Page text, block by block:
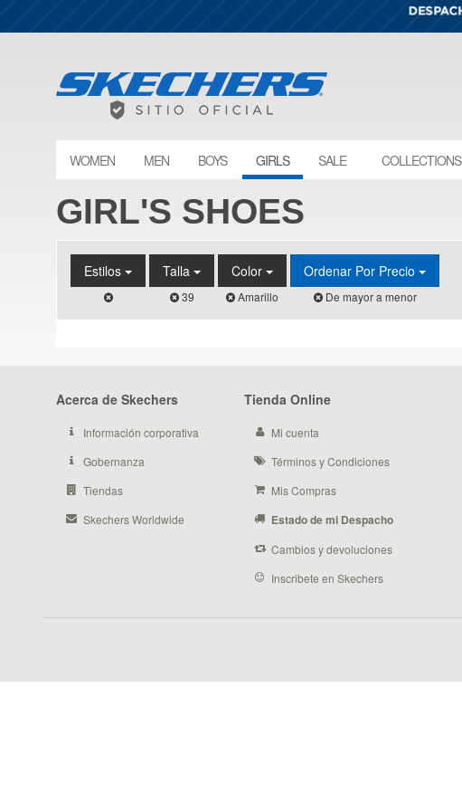
WOMEN MEN BOYS GIRLS SALE COLLECTIONS
GIRL'S SHOES
Estilos Talla
39
Color
Amarillo
Ordenar Por Precio
De mayor a menor
Acerca de Skechers
Información corporativa
Gobernanza
Tiendas
Skechers Worldwide
Tienda Online
Mi cuenta
Términos y Condiciones
Mis Compras
Estado de mi Despacho
Cambios y devoluciones
Inscribete en Skechers